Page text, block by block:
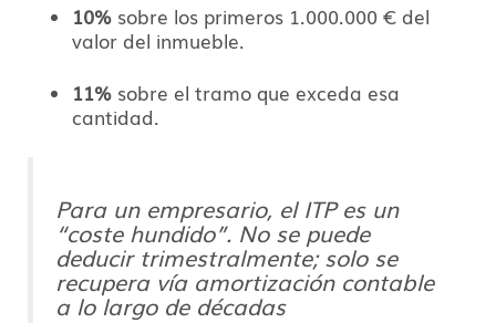
10% sobre los primeros 1.000.000 € del
valor del inmueble.
11% sobre el tramo que exceda esa
cantidad.
Para un empresario, el ITP es un
“coste hundido”. No se puede
deducir trimestralmente; solo se
recupera vía amortización contable
a lo largo de décadas